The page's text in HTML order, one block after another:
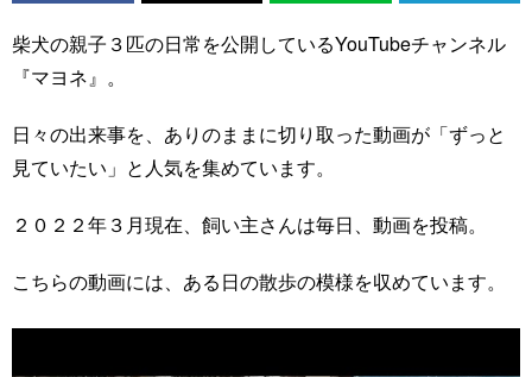
柴犬の親子３匹の日常を公開しているYouTubeチャンネル
『マヨネ』。
日々の出来事を、ありのままに切り取った動画が「ずっと
見ていたい」と人気を集めています。
２０２２年３月現在、飼い主さんは毎日、動画を投稿。
こちらの動画には、ある日の散歩の模様を収めています。